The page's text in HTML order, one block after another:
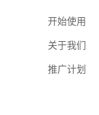
开始使用
关于我们
推广计划